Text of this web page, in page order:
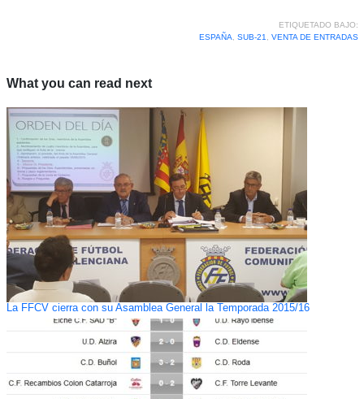
ETIQUETADO BAJO:
ESPAÑA
SUB-21 VENTA DE ENTRADAS
What you can read next
La FFCV cierra con su Asamblea General la Temporada 2015/16